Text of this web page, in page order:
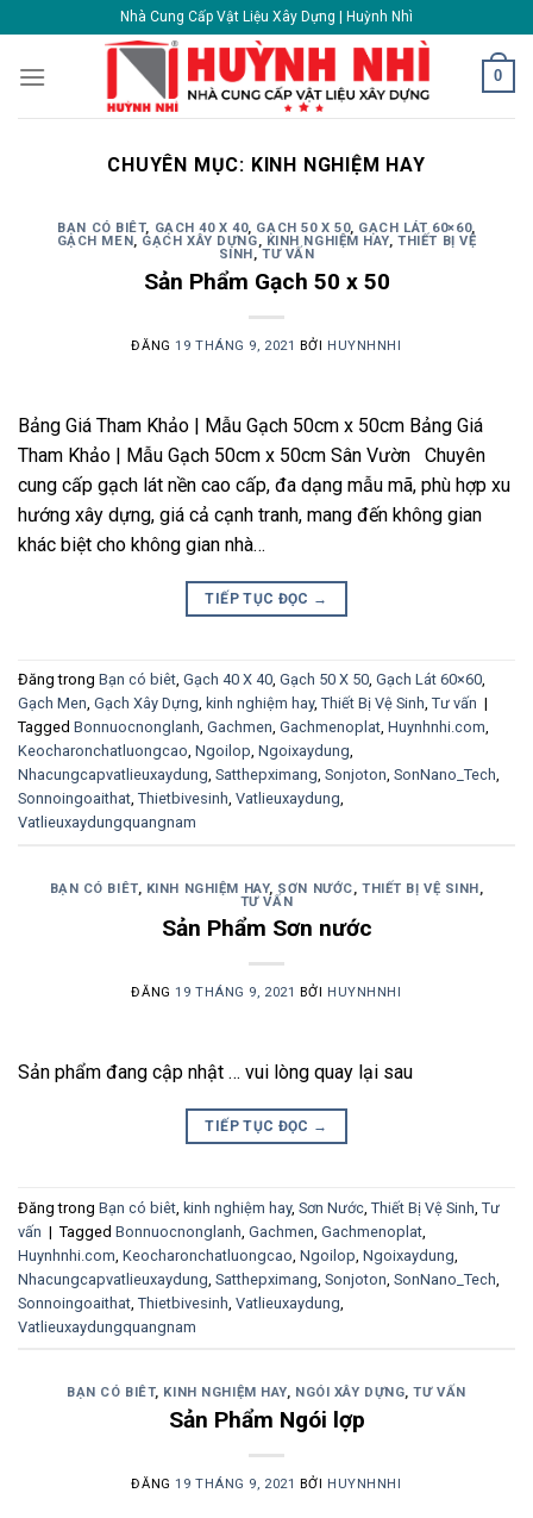
content
Nhà Cung Cấp Vật Liệu Xây Dựng | Huỳnh Nhì
0
CHUYÊN MỤC: KINH NGHIỆM HAY
BẠN CÓ BIÊT, GẠCH 40 X 40, GẠCH 50 X 50, GẠCH LÁT 60×60,
GẠCH MEN, GẠCH XÂY DỰNG, KINH NGHIỆM HAY,THIẾT BỊ VỆ
SINH, TƯ VẤN
Sản Phẩm Gạch 50 x 50
ĐĂNG19 THÁNG 9, 2021 BỞI HUYNHNHI
Bảng Giá Tham Khảo | Mẫu Gạch 50cm x 50cm Bảng Giá
Tham Khảo | Mẫu Gạch 50cm x 50cm Sân Vườn Chuyên
cung cấp gạch lát nền cao cấp, đa dạng mẫu mã, phù hợp xu
hướng xây dựng, giá cả cạnh tranh, mang đến không gian
khác biệt cho không gian nhà…
TIẾP TỤC ĐỌC →
Đăng trong Bạn có biêt Gạch 40 X 40 Gạch 50 X 50 Gạch Lát 60×60
Gạch Men Gạch Xây Dựng kinh nghiệm hay, Thiết Bị Vệ Sinh Tư vấn |
Tagged Bonnuocnonglanh Gachmen Gachmenoplat Huynhnhi.com
Keocharonchatluongcao Ngoilop Ngoixaydung
Nhacungcapvatlieuxaydung Satthepximang Sonjoton SonNano_Tech
Sonnoingoaithat Thietbivesinh Vatlieuxaydung
Vatlieuxaydungquangnam
BẠN CÓ BIÊT, KINH NGHIỆM HAY, SƠN NƯỚC, THIẾT BỊ VỆ SINH,
TƯ VẤN
Sản Phẩm Sơn nước
ĐĂNG19 THÁNG 9, 2021 BỞI HUYNHNHI
Sản phẩm đang cập nhật … vui lòng quay lại sau
TIẾP TỤC ĐỌC →
Đăng trong Bạn có biêt kinh nghiệm hay, Sơn Nước Thiết Bị Vệ Sinh Tư
vấn | Tagged Bonnuocnonglanh Gachmen Gachmenoplat
Huynhnhi.com Keocharonchatluongcao Ngoilop Ngoixaydung
Nhacungcapvatlieuxaydung Satthepximang Sonjoton SonNano_Tech
Sonnoingoaithat Thietbivesinh Vatlieuxaydung
Vatlieuxaydungquangnam
BẠN CÓ BIÊT, KINH NGHIỆM HAY, NGÓI XÂY DỰNG,TƯ VẤN
Sản Phẩm Ngói lợp
ĐĂNG19 THÁNG 9, 2021 BỞI HUYNHNHI